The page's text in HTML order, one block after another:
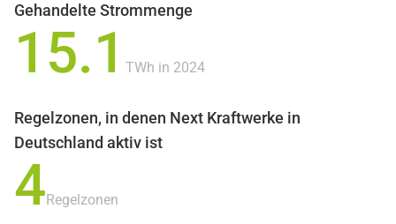
Gehandelte Strommenge
15.1 TWh in 2024
Regelzonen, in denen Next Kraftwerke in
Deutschland aktiv ist
4 Regelzonen